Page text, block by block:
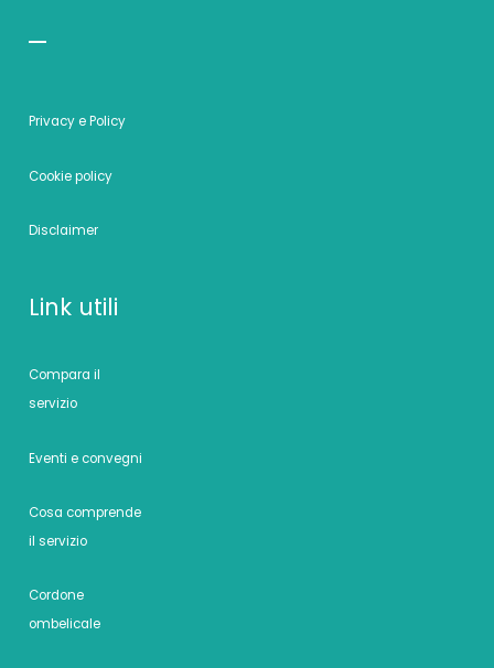
Privacy e Policy
Cookie policy
Disclaimer
Link utili
Compara il
servizio
Eventi e convegni
Cosa comprende
il servizio
Cordone
ombelicale